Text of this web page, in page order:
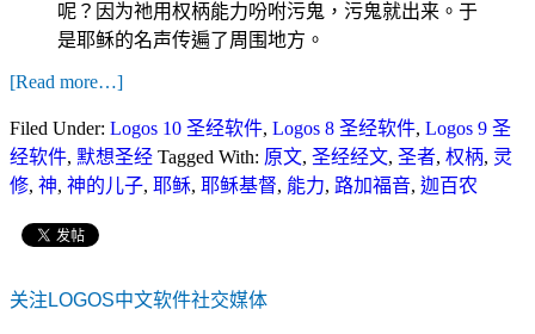
呢？因为祂用权柄能力吩咐污鬼，污鬼就出来。于
是耶稣的名声传遍了周围地方。
[Read more…]
Filed Under: Logos 10 圣经软件, Logos 8 圣经软件, Logos 9 圣
经软件, 默想圣经 Tagged With: 原文, 圣经经文, 圣者, 权柄, 灵
修, 神, 神的儿子, 耶稣, 耶稣基督, 能力, 路加福音, 迦百农
关注LOGOS中文软件社交媒体